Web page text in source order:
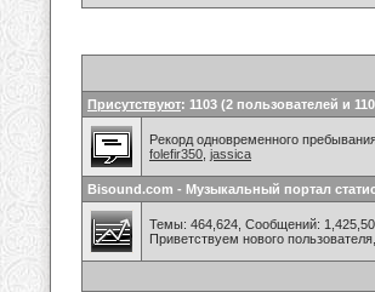
Присутствуют: 1103 (2 пользователей и
Рекорд одновременного
folefir350 jassica
Bisound.com - Музыкальный портал
Темы: 464,624, Сообщений:
Приветствуем нового пользователя,